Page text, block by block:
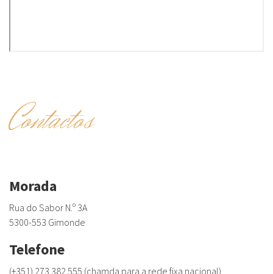
Contactos
Morada
Rua do Sabor N.º 3A
5300-553 Gimonde
Telefone
(+351) 273 382 555 (chamda para a rede fixa nacional)